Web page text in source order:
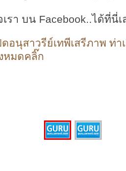
รา บน Facebook..ได้ที่นี่เ
ดอนุสาวรีย์เทพีเสรีภาพ ท่า
หมดคลิ๊ก